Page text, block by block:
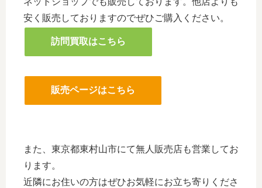
安く販売しておりますのでぜひご購入ください。
訪問買取はこちら
販売ページはこちら
また、東京都東村山市にて無人販売店も営業してお
ります。
近隣にお住いの方はぜひお気軽にお立ち寄りくださ